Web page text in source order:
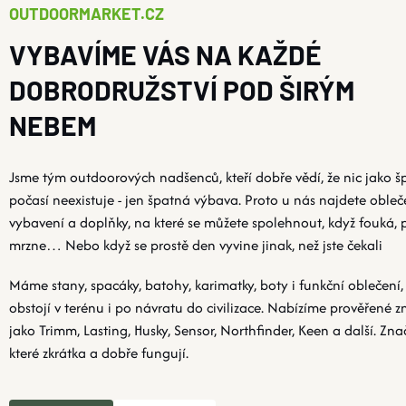
OUTDOORMARKET.CZ
VYBAVÍME VÁS NA KAŽDÉ
DOBRODRUŽSTVÍ POD ŠIRÝM
NEBEM
Jsme tým outdoorových nadšenců, kteří dobře vědí, že nic jako
počasí neexistuje - jen špatná výbava. Proto u nás najdete
vybavení a doplňky, na které se můžete spolehnout, když fouká,
mrzne… Nebo když se prostě den vyvine jinak, než jste čekali
Máme stany, spacáky, batohy, karimatky, boty i funkční
obstojí v terénu i po návratu do civilizace. Nabízíme prověřené
jako Trimm, Lasting, Husky, Sensor, Northfinder, Keen a další.
které zkrátka a dobře fungují.